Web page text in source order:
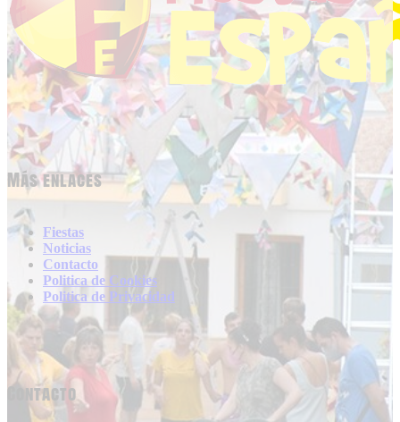
Más enlaces
Fiestas
Noticias
Contacto
Politica de Cookies
Politica de Privacidad
Contacto